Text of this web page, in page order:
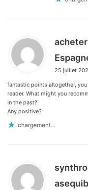
25 juillet
fantastic points altogether,
reader. What might you
in the past?
Any positive?
chargement…